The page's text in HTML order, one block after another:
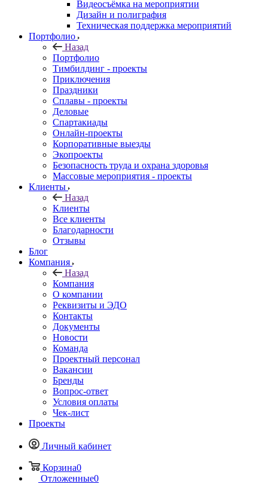
Видеосъёмка на мероприятии
Дизайн и полиграфия
Техническая поддержка мероприятий
Портфолио
Назад
Портфолио
Тимбилдинг - проекты
Приключения
Праздники
Сплавы - проекты
Деловые
Спартакиады
Онлайн-проекты
Корпоративные выезды
Экопроекты
Безопасность труда и охрана здоровья
Массовые мероприятия - проекты
Клиенты
Назад
Клиенты
Все клиенты
Благодарности
Отзывы
Блог
Компания
Назад
Компания
О компании
Реквизиты и ЭДО
Контакты
Документы
Новости
Команда
Проектный персонал
Вакансии
Бренды
Вопрос-ответ
Условия оплаты
Чек-лист
Проекты
Личный кабинет
Корзина0
Отложенные0